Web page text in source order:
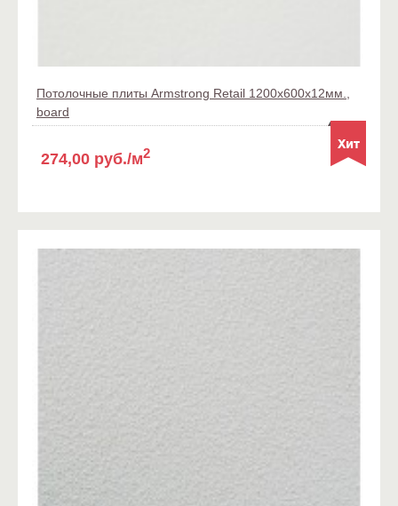
Потолочные плиты Armstrong Retail 1200x600x12мм.,
board
274,00 руб./м2